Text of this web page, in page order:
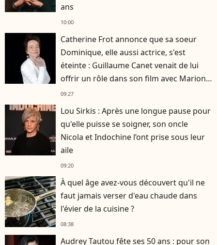
ans
10:00
Catherine Frot annonce que sa soeur
Dominique, elle aussi actrice, s'est
éteinte : Guillaume Canet venait de lui
offrir un rôle dans son film avec Marion
Cotillard
09:27
Lou Sirkis : Après une longue pause pour
qu'elle puisse se soigner, son oncle
Nicola et Indochine l’ont prise sous leur
aile
09:20
À quel âge avez-vous découvert qu'il ne
faut jamais verser d'eau chaude dans
l'évier de la cuisine ?
08:38
Audrey Tautou fête ses 50 ans : pour son